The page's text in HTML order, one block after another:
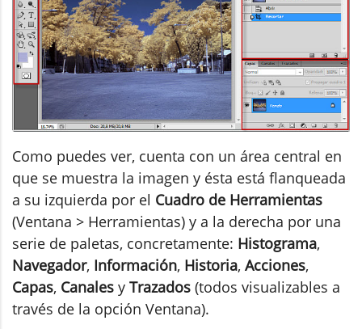
Como puedes ver, cuenta con un área central en
que se muestra la imagen y ésta está flanqueada
a su izquierda por el Cuadro de Herramientas
(Ventana > Herramientas) y a la derecha por una
serie de paletas, concretamente: Histograma,
Navegador, Información, Historia, Acciones,
Capas, Canales y Trazados (todos visualizables a
través de la opción Ventana).